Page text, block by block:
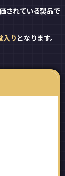
されている製品で
入り となります。